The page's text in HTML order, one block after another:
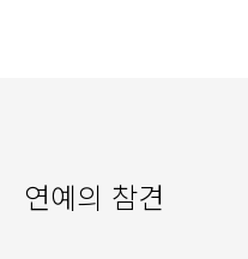
연예의 참견